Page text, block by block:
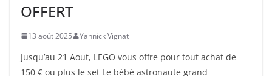
OFFERT
13 août 2025 Yannick Vignat
Jusqu’au 21 Aout, LEGO vous offre pour tout achat de
150 € ou plus le set Le bébé astronaute grand